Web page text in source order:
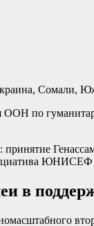
ООН по
ЮНИСЕФ
в